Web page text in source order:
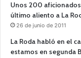
Unos 200
último aliento a La
26 de junio de 2011
La Roda habló en el
estamos en segunda